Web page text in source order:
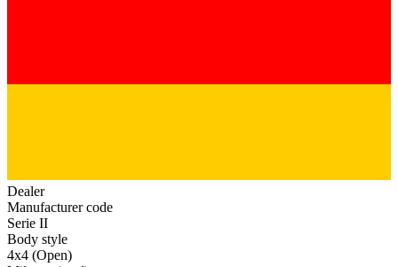
Dealer
Manufacturer code
Serie II
Body style
4x4 (Open)